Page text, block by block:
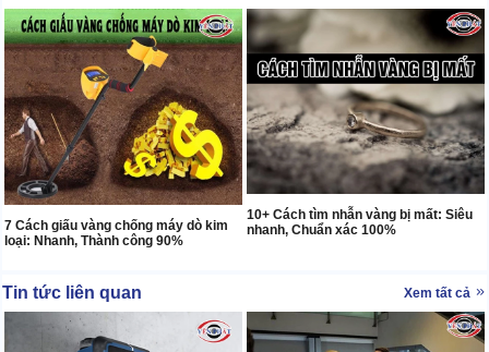
7 Cách giấu vàng chống máy dò kim
loại: Nhanh, Thành công 90%
10+ Cách tìm nhẫn vàng bị mất: Siêu
nhanh, Chuẩn xác 100%
Tin tức liên quan Xem tất cả